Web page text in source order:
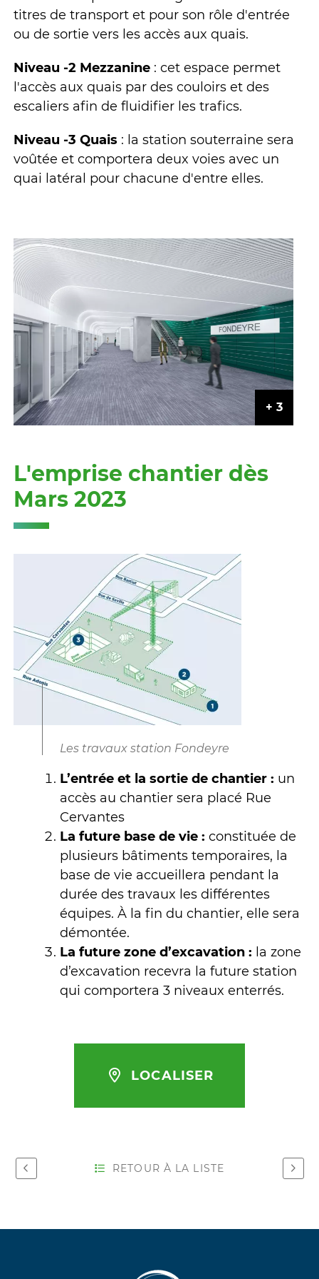
titres de transport et pour son rôle d'entrée
ou de sortie vers les accès aux quais.
Niveau -2 Mezzanine : cet espace permet
l'accès aux quais par des couloirs et des
escaliers afin de fluidifier les trafics.
Niveau -3 Quais : la station souterraine sera
voûtée et comportera deux voies avec un
quai latéral pour chacune d'entre elles.
L'emprise chantier dès
Mars 2023
Les travaux station Fondeyre
L’entrée et la sortie de chantier : un
accès au chantier sera placé Rue
Cervantes
La future base de vie : constituée de
plusieurs bâtiments temporaires, la
base de vie accueillera pendant la
durée des travaux les différentes
équipes. À la fin du chantier, elle sera
démontée.
La future zone d’excavation : la zone
d’excavation recevra la future station
qui comportera 3 niveaux enterrés.
LOCALISER
RETOUR À LA LISTE